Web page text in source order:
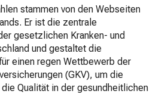
stammen von den Webseiten
Er ist die zentrale
gesetzlichen Kranken- und
und gestaltet die
einen regen Wettbewerb der
(GKV), um die
Qualität in der gesundheitlichen